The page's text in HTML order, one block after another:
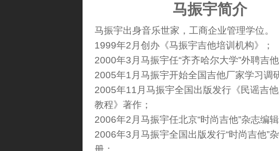
马振宇简介
马振宇出身音乐世家，工商企业管理学位。
1999年2月创办《马振宇吉他培训机构》；
2000年3月马振宇任“齐齐哈尔大学”外聘吉他
2005年1月马振宇开始全国吉他厂家学习调
2005年11月马振宇全国出版发行《民谣吉
教程》著作；
2006年2月马振宇任北京“时尚吉他”杂志编辑
2006年3月马振宇全国出版发行“时尚吉他”